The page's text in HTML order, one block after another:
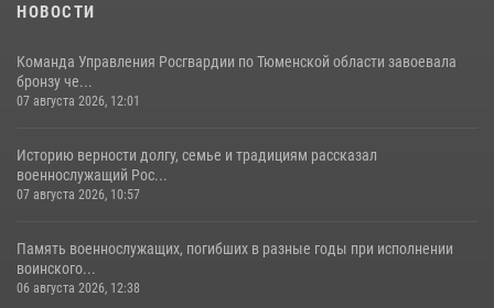
НОВОСТИ
Команда Управления Росгвардии по Тюменской области завоевала
бронзу че...
07 августа 2026, 12:01
Историю верности долгу, семье и традициям рассказал
военнослужащий Рос...
07 августа 2026, 10:57
Память военнослужащих, погибших в разные годы при исполнении
воинского...
06 августа 2026, 12:38